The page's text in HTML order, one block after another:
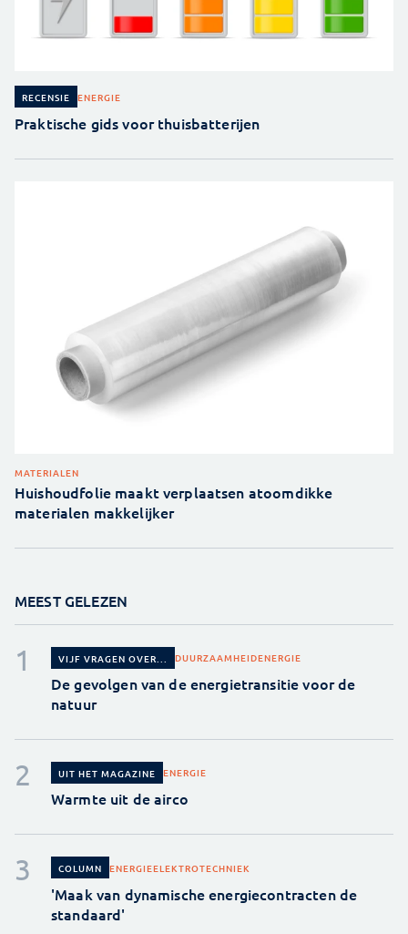
RECENSIE ENERGIE
Praktische gids voor thuisbatterijen
MATERIALEN
Huishoudfolie maakt verplaatsen atoomdikke
materialen makkelijker
MEEST GELEZEN
VIJF VRAGEN OVER... DUURZAAMHEIDENERGIE
De gevolgen van de energietransitie voor de
natuur
UIT HET MAGAZINE ENERGIE
Warmte uit de airco
COLUMN ENERGIEELEKTROTECHNIEK
'Maak van dynamische energiecontracten de
standaard'